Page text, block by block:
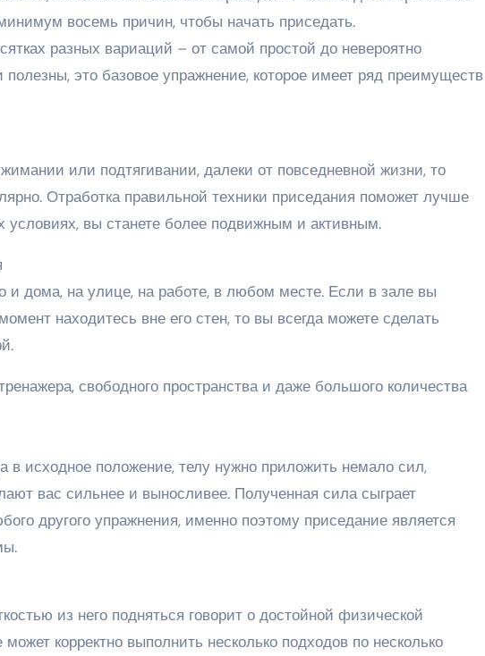
восемь причин, чтобы начать приседать.
разных вариаций – от самой простой до невероятно
это базовое упражнение, которое имеет ряд преимуществ
или подтягивании, далеки от повседневной жизни, то
Отработка правильной техники приседания поможет лучше
условиях, вы станете более подвижным и активным.
и дома, на улице, на работе, в любом месте. Если в зале вы
находитесь вне его стен, то вы всегда можете сделать
свободного пространства и даже большого количества
в исходное положение, телу нужно приложить немало сил,
вас сильнее и выносливее. Полученная сила сыграет
другого упражнения, именно поэтому приседание является
из него подняться говорит о достойной физической
может корректно выполнить несколько подходов по несколько